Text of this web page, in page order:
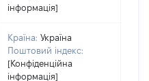
інформація]
Країна: Україна
Поштовий індекс:
[Конфіденційна
інформація]